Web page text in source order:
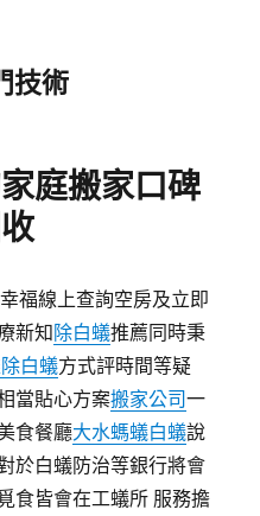
技術
庭搬家口碑
福線上查詢空房及立即
新知除白蟻推薦同時秉
白蟻方式評時間等疑
當貼心方案搬家公司一
食餐廳大水螞蟻白蟻說
於白蟻防治等銀行將會
食皆會在工蟻所 服務擔